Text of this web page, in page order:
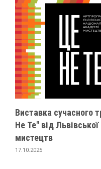
Виставка сучасного
Не Те" від
мистецтв
17.10.2025